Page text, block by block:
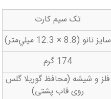
تک سيم کارت
سايز نانو (8.8 × 12.3 ميلي‌متر)
174 گرم
فلز و شیشه (محافظ گوریلا گلس
روی قاب پشتی)